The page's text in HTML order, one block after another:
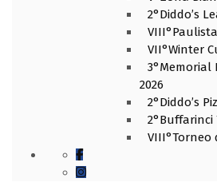
2°Diddo’s
VII°Winter
3°Memorial
2026
2°Diddo’s
2°Buffarinci
VIII°Torneo